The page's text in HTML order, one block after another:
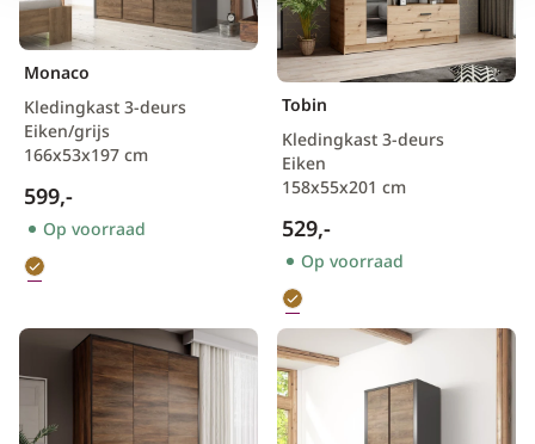
Monaco
Kledingkast 3-deurs
Eiken/grijs
166x53x197 cm
599,-
Op voorraad
Tobin
Kledingkast 3-deurs
Eiken
158x55x201 cm
529,-
Op voorraad